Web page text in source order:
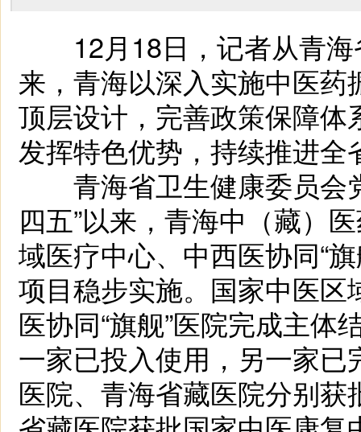
12月18日，记者从青海
来，青海以深入实施中医
顶层设计，完善政策保障
发挥特色优势，持续推进
青海省卫生健康委员会
四五”以来，青海中（藏）
域医疗中心、中西医协同“
项目稳步实施。国家中医
医协同“旗舰”医院完成主
一家已投入使用，另一家
医院、青海省藏医院分别